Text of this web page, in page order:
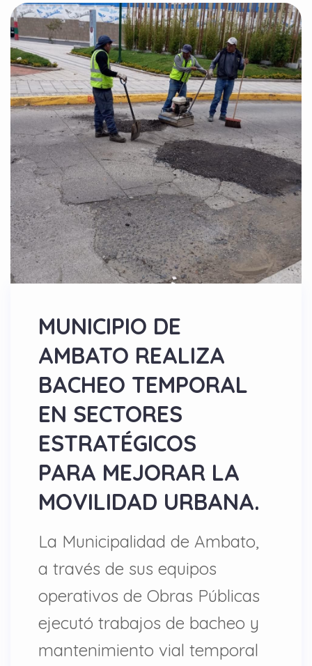
MUNICIPIO DE
AMBATO REALIZA
BACHEO TEMPORAL
EN SECTORES
ESTRATÉGICOS
PARA MEJORAR LA
MOVILIDAD URBANA.
La Municipalidad de Ambato,
a través de sus equipos
operativos de Obras Públicas
ejecutó trabajos de bacheo y
mantenimiento vial temporal